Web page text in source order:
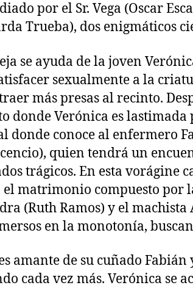
por el Sr. Vega (Oscar
Trueba), dos enigmáticos
se ayuda de la joven
sexualmente a la
más presas al recinto.
donde Verónica es lastimada
donde conoce al enfermero
quien tendrá un
trágicos. En esta vorágine
el matrimonio compuesto por
(Ruth Ramos) y el machista
en la monotonía,
amante de su cuñado Fabián
cada vez más. Verónica se